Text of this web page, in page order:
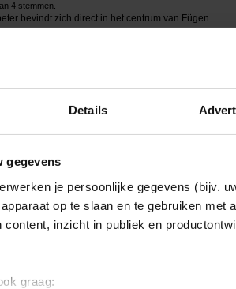
Details
gegevens
je persoonlijke gegevens (bijv.
op te slaan en te gebruiken met
content, inzicht in publiek en
graag:
4stemmen.
bevindt zich direct in het centrum van Fügen.
hoek. De skilift Spieljochbahn bevindt zich op ca.
3e persoon slaapt hier op een bedbank.
van logies met ontbijt. s' Ochtends staat er een lekker